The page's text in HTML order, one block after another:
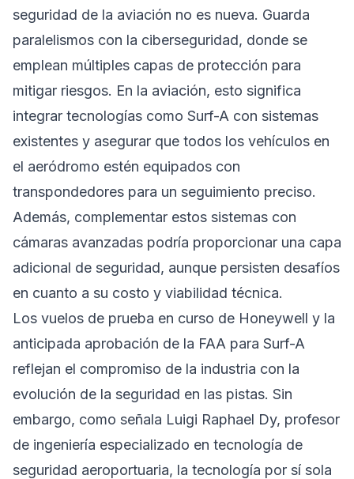
seguridad de la aviación no es nueva. Guarda
paralelismos con la ciberseguridad, donde se
emplean múltiples capas de protección para
mitigar riesgos. En la aviación, esto significa
integrar tecnologías como Surf-A con sistemas
existentes y asegurar que todos los vehículos en
el aeródromo estén equipados con
transpondedores para un seguimiento preciso.
Además, complementar estos sistemas con
cámaras avanzadas podría proporcionar una capa
adicional de seguridad, aunque persisten desafíos
en cuanto a su costo y viabilidad técnica.
Los vuelos de prueba en curso de Honeywell y la
anticipada aprobación de la FAA para Surf-A
reflejan el compromiso de la industria con la
evolución de la seguridad en las pistas. Sin
embargo, como señala Luigi Raphael Dy, profesor
de ingeniería especializado en tecnología de
seguridad aeroportuaria, la tecnología por sí sola